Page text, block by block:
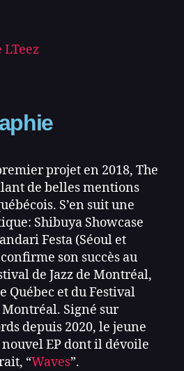
projet en 2018, The
de belles mentions
S’en suit une
Shibuya Showcase
Festa (Séoul et
son succès au
de Jazz de Montréal,
Québec et du Festival
Signé sur
depuis 2020, le jeune
EP dont il dévoile
“Waves”.